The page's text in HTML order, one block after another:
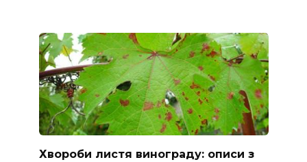
Хвороби листя винограду: описи з